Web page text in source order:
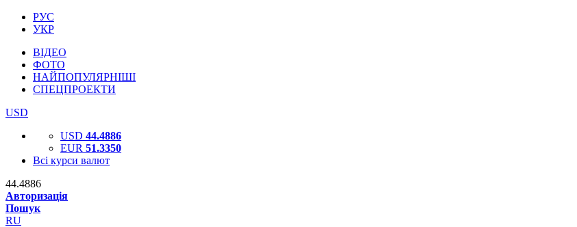
РУС
УКР
ВІДЕО
ФОТО
НАЙПОПУЛЯРНІШІ
СПЕЦПРОЕКТИ
USD
USD 44.4886
EUR 51.3350
Всі курси валют
44.4886
Авторизація
Пошук
RU